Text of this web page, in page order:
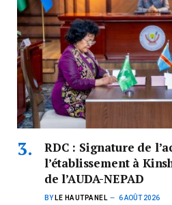
RDC : Signature de
l’établissement à
de l’AUDA-NEPAD
BY LE HAUTPANEL 6 AOÛT 2026